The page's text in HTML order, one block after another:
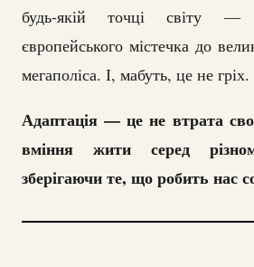
будь-якій точці світу —
європейського містечка до
мегаполіса. І, мабуть, це не гріх.
Адаптація — це не втрата
вміння жити серед
зберігаючи те, що робить нас